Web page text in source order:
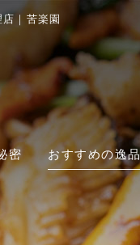
｜苦楽園
密 おすすめの逸品